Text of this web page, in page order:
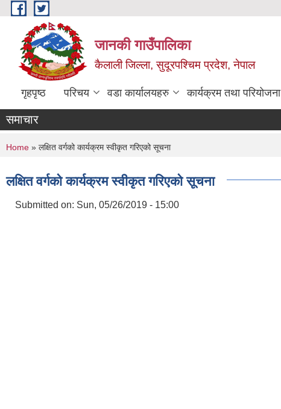
Skip to main content
जानकी गाउँपालिका
कैलाली जिल्ला, सुदूरपश्चिम प्रदेश, नेपाल
गृहपृष्ठ परिचय वडा कार्यालयहरु कार्यक्रम तथा परियोजना
समाचार
You are here
Home » लक्षित वर्गको कार्यक्रम स्वीकृत गरिएको सूचना
लक्षित वर्गको कार्यक्रम स्वीकृत गरिएको सूचना
Submitted on: Sun, 05/26/2019 - 15:00